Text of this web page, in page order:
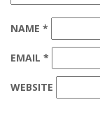
NAME *
EMAIL *
WEBSITE